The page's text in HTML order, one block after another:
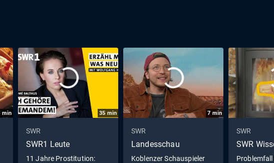
min 35 min
SWR
SWR1 Leute
11 Jahre Prostitution:
7 min
SWR
Landesschau
Koblenzer Schauspieler
SWR
SWR